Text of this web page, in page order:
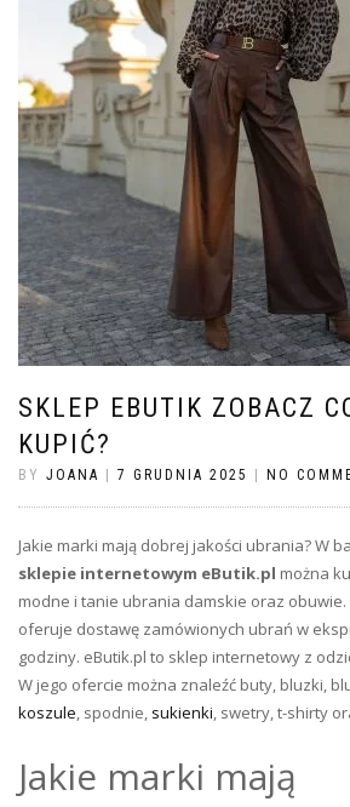
SKLEP EBUTIK ZOBACZ
KUPIĆ?
BY JOANA 7 GRUDNIA 2025 NO
Jakie marki mają dobrej jakości ubrania? W
sklepie internetowym eButik.pl można
modne i tanie ubrania damskie oraz
oferuje dostawę zamówionych ubrań w
godziny. eButik.pl to sklep internetowy z
W jego ofercie można znaleźć buty, bluzki,
koszule, spodnie, sukienki, swetry, t-shirty
Jakie marki mają